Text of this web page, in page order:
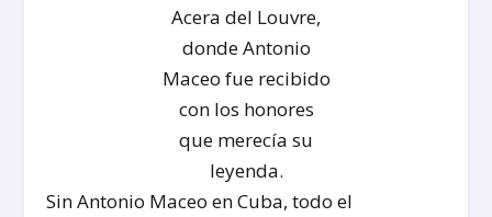
Acera del Louvre,
donde Antonio
Maceo fue recibido
con los honores
que merecía su
leyenda.
Sin Antonio Maceo en Cuba, todo el